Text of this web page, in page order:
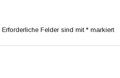
Erforderliche Felder sind mit * markiert